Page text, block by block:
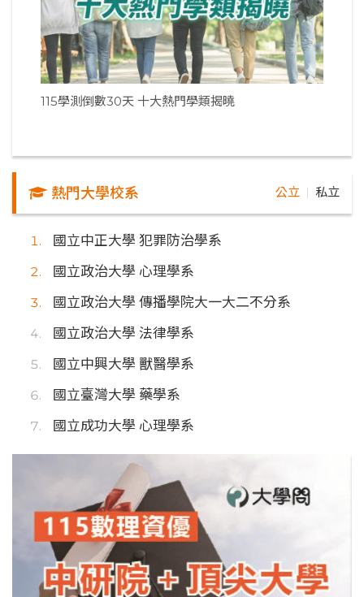
115學測倒數30天 十大熱門學類揭曉
熱門大學校系 公立 私立
國立中正大學 犯罪防治學系
國立政治大學 心理學系
國立政治大學 傳播學院大一大二不分系
國立政治大學 法律學系
國立中興大學 獸醫學系
國立臺灣大學 藥學系
國立成功大學 心理學系